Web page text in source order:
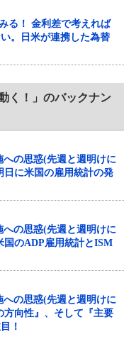
る！ 金利差で考えれば
。日米が連携した為替
く！」のバックナン
の思惑(先週と週明けに
日に米国の雇用統計の発
の思惑(先週と週明けに
国のADP雇用統計とISM
の思惑(先週と週明けに
方向性』、そして『主要
！